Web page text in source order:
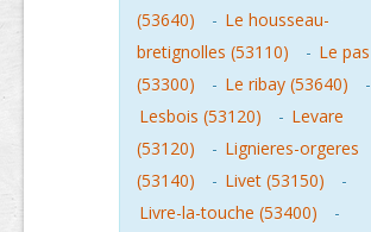
(53640)
- Le housseau-
bretignolles (53110)
- Le pas
(53300)
- Le ribay (53640)
-
Lesbois (53120)
- Levare
(53120)
- Lignieres-orgeres
(53140)
- Livet (53150)
-
Livre-la-touche (53400)
-